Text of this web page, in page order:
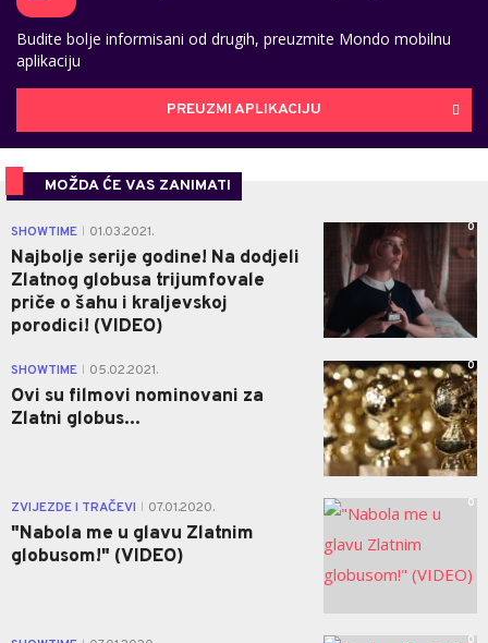
Budite bolje informisani od drugih, preuzmite Mondo mobilnu
aplikaciju
PREUZMI APLIKACIJU
MOŽDA ĆE VAS ZANIMATI
SHOWTIME 01.03.2021.
Najbolje serije godine! Na dodjeli
Zlatnog globusa trijumfovale
priče o šahu i kraljevskoj
porodici! (VIDEO)
0
SHOWTIME 05.02.2021.
Ovi su filmovi nominovani za
Zlatni globus...
0
ZVIJEZDE I TRAČEVI 07.01.2020.
"Nabola me u glavu Zlatnim
globusom!" (VIDEO)
0
0